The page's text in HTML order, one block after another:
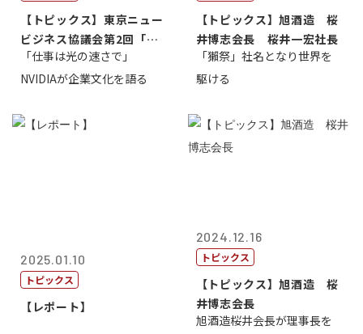
【トピックス】東京ニュー
ビジネス協議会第2回「起
業から成功へ...
「仕事は光の速さで」
NVIDIAが企業文化を語る
【トピックス】旭酒造 桜
井博志会長 桜井一宏社長
「獺祭」社名となり世界を
駆ける
2025.01.10
トピックス
【レポート】
2024.12.16
トピックス
【トピックス】旭酒造 桜
井博志会長
旭酒造桜井会長が理事長を